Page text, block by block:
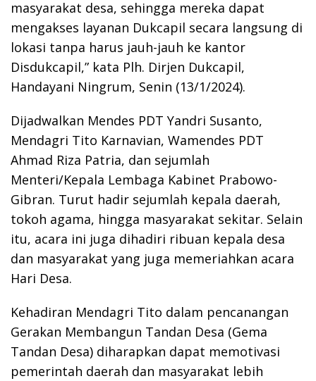
masyarakat desa, sehingga mereka dapat
mengakses layanan Dukcapil secara langsung di
lokasi tanpa harus jauh-jauh ke kantor
Disdukcapil,” kata Plh. Dirjen Dukcapil,
Handayani Ningrum, Senin (13/1/2024).
Dijadwalkan Mendes PDT Yandri Susanto,
Mendagri Tito Karnavian, Wamendes PDT
Ahmad Riza Patria, dan sejumlah
Menteri/Kepala Lembaga Kabinet Prabowo-
Gibran. Turut hadir sejumlah kepala daerah,
tokoh agama, hingga masyarakat sekitar. Selain
itu, acara ini juga dihadiri ribuan kepala desa
dan masyarakat yang juga memeriahkan acara
Hari Desa.
Kehadiran Mendagri Tito dalam pencanangan
Gerakan Membangun Tandan Desa (Gema
Tandan Desa) diharapkan dapat memotivasi
pemerintah daerah dan masyarakat lebih